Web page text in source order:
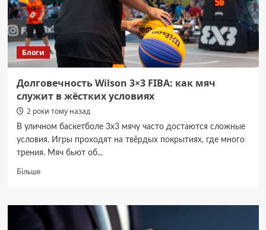
Блоги
Долговечность Wilson 3×3 FIBA: как мяч
служит в жёстких условиях
2 роки тому назад
В уличном баскетболе 3x3 мячу часто достаются сложные
условия. Игры проходят на твёрдых покрытиях, где много
трения. Мяч бьют об...
БільшеДокладніше
Wilson